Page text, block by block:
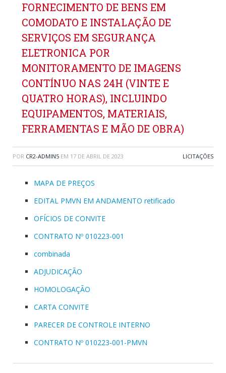
FORNECIMENTO DE BENS EM
COMODATO E INSTALAÇÃO DE
SERVIÇOS EM SEGURANÇA
ELETRONICA POR
MONITORAMENTO DE IMAGENS
CONTÍNUO NAS 24H (VINTE E
QUATRO HORAS), INCLUINDO
EQUIPAMENTOS, MATERIAIS,
FERRAMENTAS E MÃO DE OBRA)
POR CR2-ADMIN5 EM 17 DE ABRIL DE 2023 LICITAÇÕES
MAPA DE PREÇOS
EDITAL PMVN EM ANDAMENTO retificado
OFÍCIOS DE CONVITE
CONTRATO Nº 010223-001
combinada
ADJUDICAÇÃO
HOMOLOGAÇÃO
CARTA CONVITE
PARECER DE CONTROLE INTERNO
CONTRATO Nº 010223-001-PMVN